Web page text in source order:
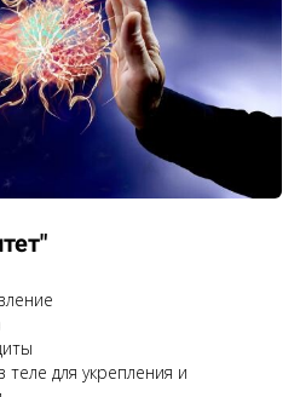
для укрепления и